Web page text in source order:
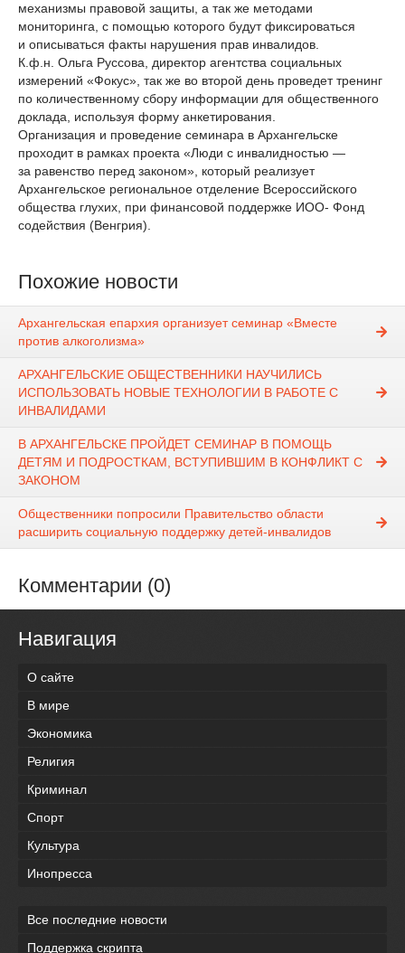
механизмы правовой защиты, а так же методами
мониторинга, с помощью которого будут фиксироваться
и описываться факты нарушения прав инвалидов.
К.ф.н. Ольга Руссова, директор агентства социальных
измерений «Фокус», так же во второй день проведет тренинг
по количественному сбору информации для общественного
доклада, используя форму анкетирования.
Организация и проведение семинара в Архангельске
проходит в рамках проекта «Люди с инвалидностью —
за равенство перед законом», который реализует
Архангельское региональное отделение Всероссийского
общества глухих, при финансовой поддержке ИОО- Фонд
содействия (Венгрия).
Похожие новости
Архангельская епархия организует семинар «Вместе
против алкоголизма»
АРХАНГЕЛЬСКИЕ ОБЩЕСТВЕННИКИ НАУЧИЛИСЬ
ИСПОЛЬЗОВАТЬ НОВЫЕ ТЕХНОЛОГИИ В РАБОТЕ С
ИНВАЛИДАМИ
В АРХАНГЕЛЬСКЕ ПРОЙДЕТ СЕМИНАР В ПОМОЩЬ
ДЕТЯМ И ПОДРОСТКАМ, ВСТУПИВШИМ В КОНФЛИКТ С
ЗАКОНОМ
Общественники попросили Правительство области
расширить социальную поддержку детей-инвалидов
Комментарии (0)
Навигация
О сайте
В мире
Экономика
Религия
Криминал
Спорт
Культура
Инопресса
Все последние новости
Поддержка скрипта